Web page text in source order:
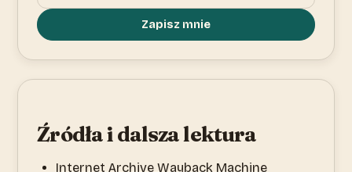
Zapisz mnie
Źródła i dalsza lektura
Internet Archive Wayback Machine